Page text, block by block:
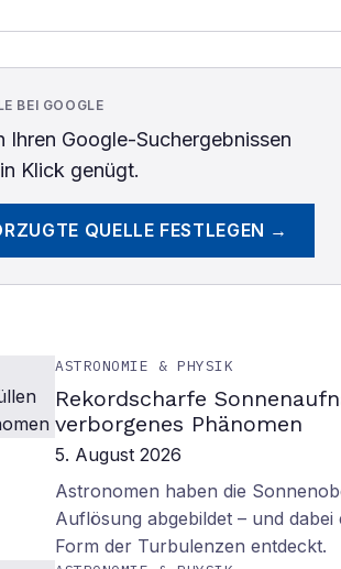
BEI GOOGLE
Ihren Google-Suchergebnissen
Klick genügt.
QUELLE FESTLEGEN →
ASTRONOMIE & PHYSIK
Rekordscharfe
verborgenes Phänomen
5. August 2026
Astronomen haben die
Auflösung abgebildet – und
Form der Turbulenzen entdeckt.